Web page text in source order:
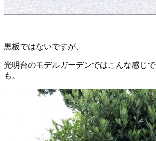
黒板ではないですが、
光明台のモデルガーデンではこんな感じで
も。